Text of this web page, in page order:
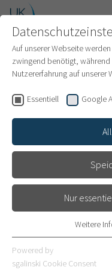
INTERNATIONAL PATIENTS
Auf unserer Webseite
zwingend benötigt,
Nutzererfahrung auf unserer
Essentiell Google
Nur
Essentielle Cookies
Webseite benötigt.
Weitere
Powered by
sgalinski Cookie Consent